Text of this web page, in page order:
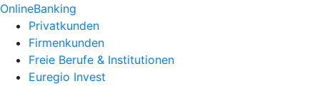
OnlineBanking
Privatkunden
Firmenkunden
Freie Berufe & Institutionen
Euregio Invest